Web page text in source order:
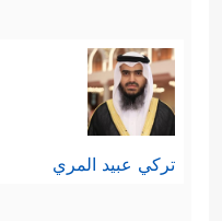
تركي عبيد المري